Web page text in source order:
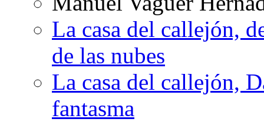
La casa del callejón,
de las nubes
La casa del callejón,
fantasma